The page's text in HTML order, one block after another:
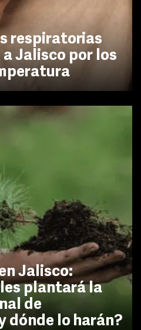
respiratorias
Jalisco por los
Jalisco:
plantará la
de
dónde lo harán?